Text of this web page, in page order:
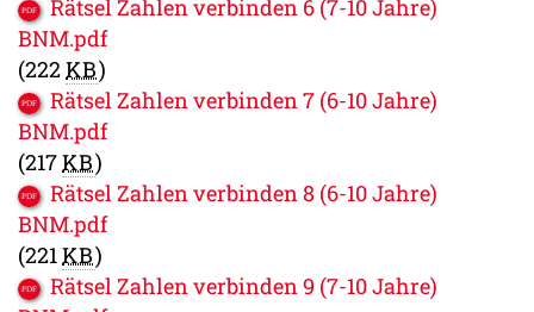
Rätsel Zahlen verbinden 6 (7-10 Jahre)
BNM.pdf
(222KB)
Rätsel Zahlen verbinden 7 (6-10 Jahre)
BNM.pdf
(217KB)
Rätsel Zahlen verbinden 8 (6-10 Jahre)
BNM.pdf
(221KB)
Rätsel Zahlen verbinden 9 (7-10 Jahre)